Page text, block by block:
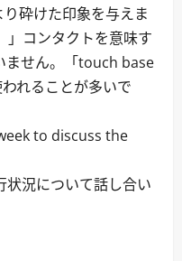
砕けた印象を与えま
」コンタクトを意味す
ません。「touch base
れることが多いで
to discuss the
状況について話し合い